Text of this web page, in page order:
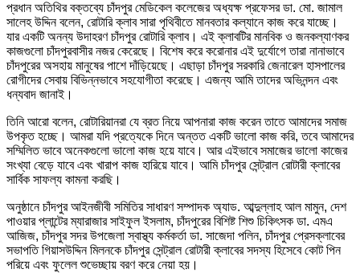
প্রধান অতিথির বক্তব্যে চাঁদপুর মেডিকেল কলেজের অধ্যক্ষ প্রফেসর ডা. মাে. জামাল
সালেহ উদ্দিন বলেন, রোটারি ক্লাব সারা পৃথিবীতে মানবতার কল্যানে কাজ করে যাচ্ছে।
যার একটি অনন্য উদাহরণ চাঁদপুর রোটারি ক্লাব। এই ক্লাবটির মানবিক ও জনকল্যাণকর
কাজগুলো চাঁদপুরবাসীর নজর কেরেছে। বিশেষ করে করোনার এই দুর্যোগে তারা নানাভাবে
চাঁদপুরের অসহায় মানুষের পাশে দাঁড়িয়েছে। এছাড়া চাঁদপুর সরকারি জেনারেল হাসপালের
রোগীদের সেবায় বিভিন্নভাবে সহযোগীতা করেছে। এজন্য আমি তাদের অভিনন্দন এবং
ধন্যবাদ জানাই।
তিনি আরো বলেন, রোটারিয়ানরা যে ব্রত নিয়ে আপনারা কাজ করেন তাতে আমাদের সমাজ
উপকৃত হচ্ছে। আমরা যদি প্রত্যেকে দিনে অন্তত একটি ভালো কাজ করি, তবে আমাদের
সম্মিলিত ভাবে অনেকগুলো ভালো কাজ হয়ে যাবে। আর এইভাবে সমাজের ভালো কাজের
সংখ্যা বেড়ে যাবে এবং খারাপ কাজ হারিয়ে যাবে। আমি চাঁদপুর সেন্ট্রাল রােটারী ক্লাবের
সার্বিক সাফল্য কামনা করছি।
অনুষ্ঠানে চাঁদপুর আইনজীবী সমিতির সাধারণ সম্পাদক অ্যাড. আব্দুল্লাহ আল মামুন, দেশ
পাওয়ার প্লান্টের ম্যারাজার সাইফুল ইসলাম, চাঁদপুরের বিশিষ্ট শিশু চিকিৎসক ডা. এমএ
আজিজ, চাঁদপুর সদর উপজেলা স্বাস্থ্য কর্মকর্তা ডা. সাজেদা পলিন, চাঁদপুর প্রেসক্লাবের
সভাপতি গিয়াসউদ্দিন মিলনকে চাঁদপুর সেন্ট্রাল রােটারী ক্লাবের সদস্য হিসেবে কোট পিন
পরিয়ে এবং ফুলেল শুভেচ্ছায় বরণ করে নেয়া হয়।